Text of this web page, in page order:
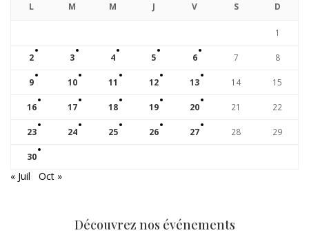
L M M J V S D
1
2 3 4 5 6 7 8
9 10 11 12 13 14 15
16 17 18 19 20 21 22
23 24 25 26 27 28 29
30
« Juil Oct »
Découvrez nos événements